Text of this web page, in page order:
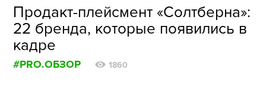
Продакт-плейсмент «Солтберна»:
22 бренда, которые появились в
кадре
#PRO.ОБЗОР 1860